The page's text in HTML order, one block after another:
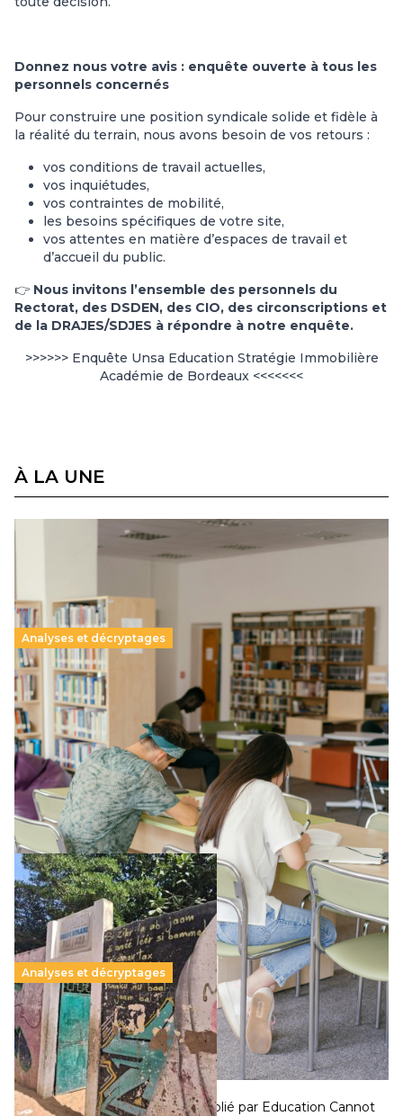
Donnez nous votre avis : enquête ouverte à tous les
personnels concernés
Pour construire une position syndicale solide et fidèle à
la réalité du terrain, nous avons besoin de vos retours :
vos conditions de travail actuelles,
vos inquiétudes,
vos contraintes de mobilité,
les besoins spécifiques de votre site,
vos attentes en matière d’espaces de travail et
d’accueil du public.
👉 Nous invitons l’ensemble des personnels du
Rectorat, des DSDEN, des CIO, des circonscriptions et
de la DRAJES/SDJES à répondre à notre enquête.
>>>>>> Enquête Unsa Education Stratégie Immobilière
Académie de Bordeaux <<<<<<<
À LA UNE
Analyses et décryptages
Supérieur privé : une dérive qui met à mal la
promesse républicaine
11 juillet 2026-
Le projet de loi sur la régulation de l’enseignement
supérieur privé met en lumière l’amplification d’un système
qui relègue l’acte pédagogique au superfétatoire, voire à…
Lire la suite →
Analyses et décryptages
258 millions d’enfants victimes de la guerre, des
chocs climatiques et des déplacements de
population
11 juillet 2026- National
Un nouveau rapport mondial publié par Education Cannot